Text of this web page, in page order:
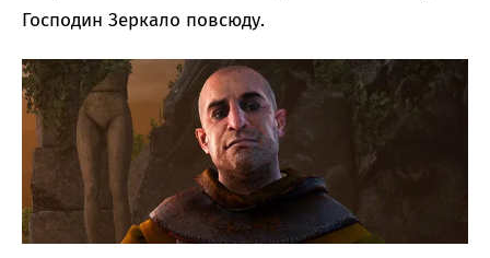
Господин Зеркало повсюду.